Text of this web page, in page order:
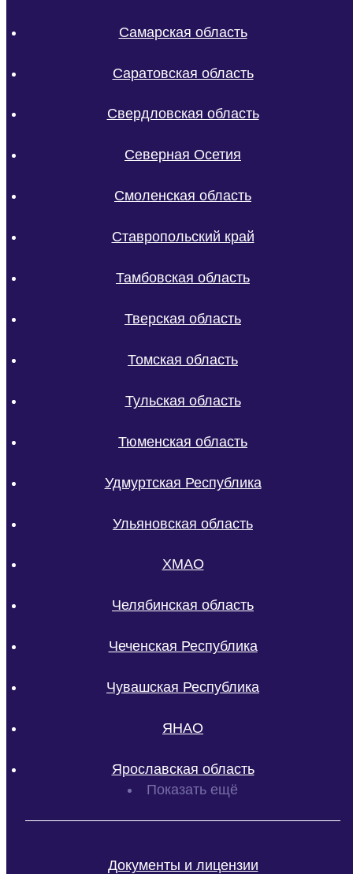
Самарская область
Саратовская область
Свердловская область
Северная Осетия
Смоленская область
Ставропольский край
Тамбовская область
Тверская область
Томская область
Тульская область
Тюменская область
Удмуртская Республика
Ульяновская область
ХМАО
Челябинская область
Чеченская Республика
Чувашская Республика
ЯНАО
Ярославская область
Показать ещё
Документы и лицензии